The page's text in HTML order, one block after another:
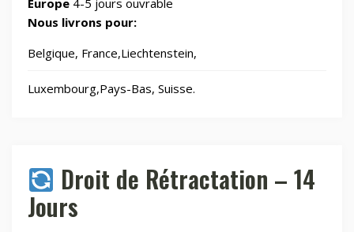
Jouets
Laser graveurs et découpeuses
Nous livrons pour:
Belgique, France,Liechtenstein,
Luxembourg,Pays-Bas, Suisse.
Droit de Rétractation – 14
Jours